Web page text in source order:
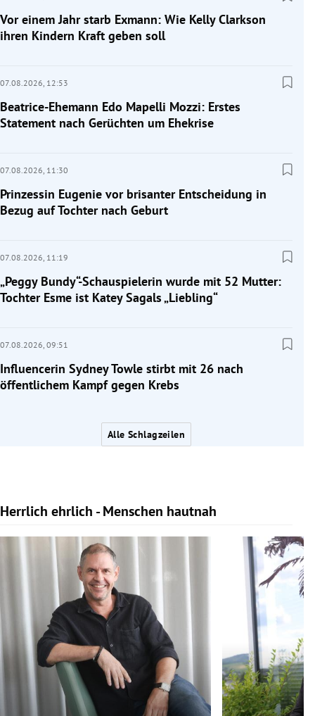
Vor einem Jahr starb Exmann: Wie Kelly Clarkson
ihren Kindern Kraft geben soll
07.08.2026, 12:53
Beatrice-Ehemann Edo Mapelli Mozzi: Erstes
Statement nach Gerüchten um Ehekrise
07.08.2026, 11:30
Prinzessin Eugenie vor brisanter Entscheidung in
Bezug auf Tochter nach Geburt
07.08.2026, 11:19
„Peggy Bundy“-Schauspielerin wurde mit 52 Mutter:
Tochter Esme ist Katey Sagals „Liebling“
07.08.2026, 09:51
Influencerin Sydney Towle stirbt mit 26 nach
öffentlichem Kampf gegen Krebs
Alle Schlagzeilen
Herrlich ehrlich - Menschen hautnah
Slide 1 von 10